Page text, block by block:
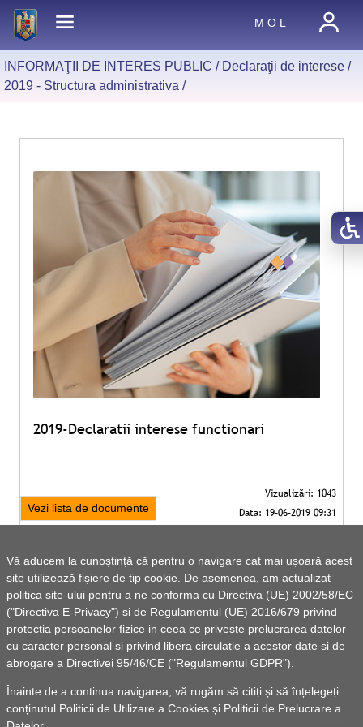
Vă aducem la cunoștință că pentru o navigare cat mai ușoară acest
site utilizează fișiere de tip cookie. De asemenea, am actualizat
politica site-ului pentru a ne conforma cu Directiva (UE) 2002/58/EC
("Directiva E-Privacy") si de Regulamentul (UE) 2016/679 privind
protectia persoanelor fizice in ceea ce priveste prelucrarea datelor
cu caracter personal si privind libera circulatie a acestor date si de
abrogare a Directivei 95/46/CE ("Regulamentul GDPR").
Înainte de a continua navigarea, vă rugăm să citiți și să înțelegeți
conținutul Politicii de Utilizare a Cookies și Politicii de Prelucrare a
M O L
INFORMAŢII DE INTERES PUBLIC / Declaraţii de interese/
2019 - Structura administrativa /
2019-Declaratii interese functionari
Vezi lista de documente